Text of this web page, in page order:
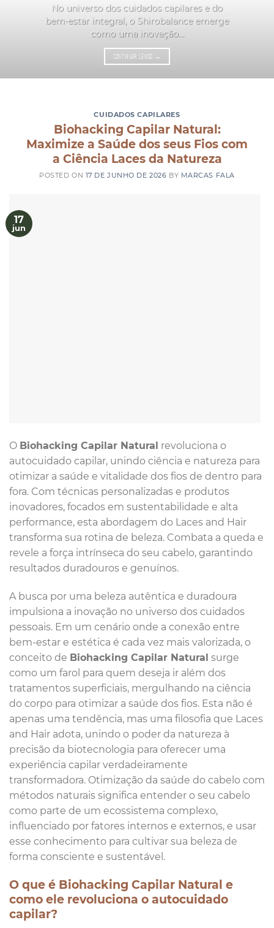
No universo dos cuidados capilares e do
bem-estar integral, o Shirobalance emerge
como uma inovação...
CONTINUAR LENDO →
CUIDADOS CAPILARES
Biohacking Capilar Natural:
Maximize a Saúde dos seus Fios com
a Ciência Laces da Natureza
POSTED ON 17 DE JUNHO DE 2026 BY MARCAS FALA
17
jun
O Biohacking Capilar Natural revoluciona o
autocuidado capilar, unindo ciência e natureza para
otimizar a saúde e vitalidade dos fios de dentro para
fora. Com técnicas personalizadas e produtos
inovadores, focados em sustentabilidade e alta
performance, esta abordagem do Laces and Hair
transforma sua rotina de beleza. Combata a queda e
revele a força intrínseca do seu cabelo, garantindo
resultados duradouros e genuínos.
A busca por uma beleza autêntica e duradoura
impulsiona a inovação no universo dos cuidados
pessoais. Em um cenário onde a conexão entre
bem-estar e estética é cada vez mais valorizada, o
conceito de Biohacking Capilar Natural surge
como um farol para quem deseja ir além dos
tratamentos superficiais, mergulhando na ciência
do corpo para otimizar a saúde dos fios. Esta não é
apenas uma tendência, mas uma filosofia que Laces
and Hair adota, unindo o poder da natureza à
precisão da biotecnologia para oferecer uma
experiência capilar verdadeiramente
transformadora. Otimização da saúde do cabelo com
métodos naturais significa entender o seu cabelo
como parte de um ecossistema complexo,
influenciado por fatores internos e externos, e usar
esse conhecimento para cultivar sua beleza de
forma consciente e sustentável.
O que é Biohacking Capilar Natural e
como ele revoluciona o autocuidado
capilar?